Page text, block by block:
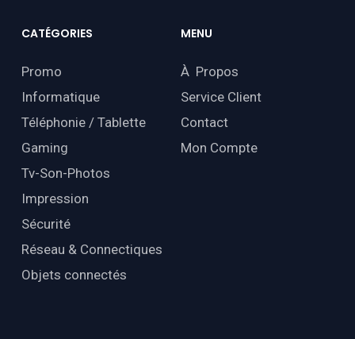
CATÉGORIES
Promo
Informatique
Téléphonie / Tablette
Gaming
Tv-Son-Photos
Impression
Sécurité
Réseau & Connectiques
Objets connectés
MENU
À Propos
Service Client
Contact
Mon Compte